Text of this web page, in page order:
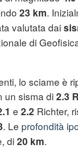
23 km.
valutata dai
di
lo sciame è
un sisma di 2.3
e 2.2 Richter,
. Le profondità
di 20 km.